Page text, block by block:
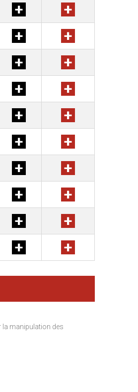
+ +
+ +
+ +
+ +
+ +
+ +
+ +
+ +
+ +
+ +
la manipulation des